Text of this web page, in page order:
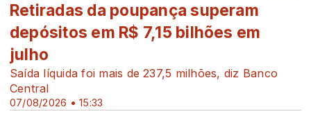
07/08/2026 • 15:33
Retiradas da poupança superam
depósitos em R$ 7,15 bilhões em
julho
Saída líquida foi mais de 237,5 milhões, diz Banco
Central